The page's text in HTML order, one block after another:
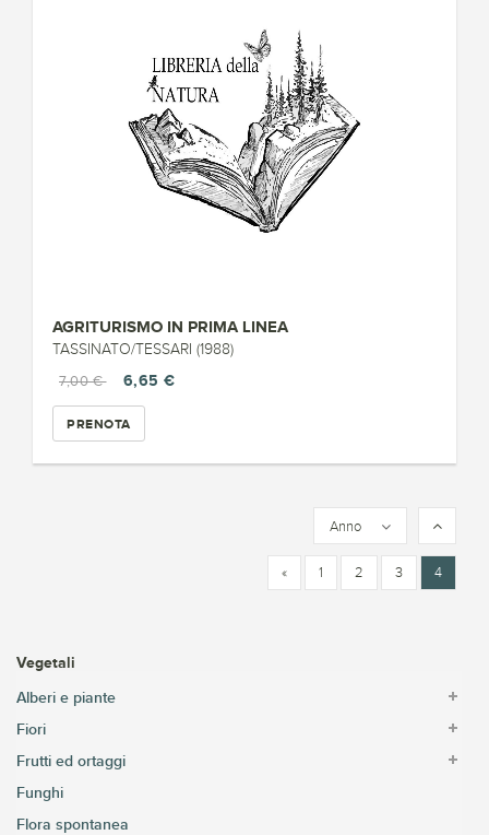
AGRITURISMO IN PRIMA LINEA
TASSINATO/TESSARI (1988)
7,00 €
6,65 €
PRENOTA
Anno
« 1 2 3 4
Vegetali
Alberi e piante
Fiori
Frutti ed ortaggi
Funghi
Flora spontanea